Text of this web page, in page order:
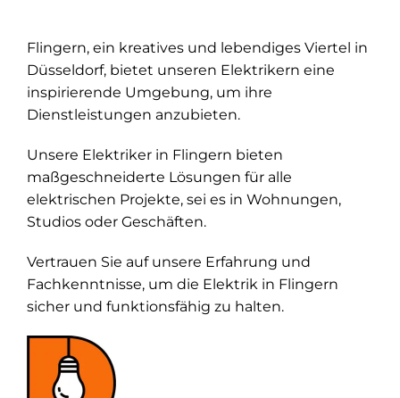
Flingern, ein kreatives und lebendiges Viertel in
Düsseldorf, bietet unseren Elektrikern eine
inspirierende Umgebung, um ihre
Dienstleistungen anzubieten.
Unsere Elektriker in Flingern bieten
maßgeschneiderte Lösungen für alle
elektrischen Projekte, sei es in Wohnungen,
Studios oder Geschäften.
Vertrauen Sie auf unsere Erfahrung und
Fachkenntnisse, um die Elektrik in Flingern
sicher und funktionsfähig zu halten.